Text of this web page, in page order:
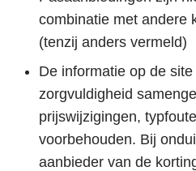
combinatie met andere
(tenzij anders vermeld)
De informatie op de
zorgvuldigheid
prijswijzigingen,
voorbehouden. Bij
aanbieder van de